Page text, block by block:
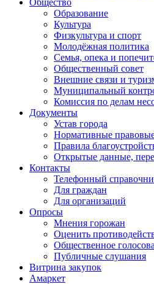
Общество
Образование
Культура
Физкультура и спорт
Молодёжная политика
Семья, опека и
Общественный совет
Внешние связи и
Муниципальный
Комиссия по делам
Документы
Устав города
Нормативные
Правила
Открытые данные,
Контакты
Телефонный
Для граждан
Для организаций
Опросы
Мнения горожан
Оценить
Общественное
Публичные слушания
Витрина закупок
Амаркет